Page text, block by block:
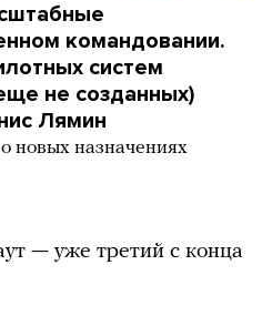
командовании.
систем
не созданных)
Лямин
новых назначениях
— уже третий с конца